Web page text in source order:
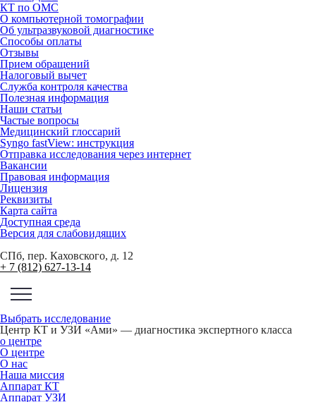
КТ по ОМС
О компьютерной томографии
Об ультразвуковой диагностике
Способы оплаты
Отзывы
Прием обращений
Налоговый вычет
Служба контроля качества
Полезная информация
Наши статьи
Частые вопросы
Медицинский глоссарий
Syngo fastView: инструкция
Отправка исследования через интернет
Вакансии
Правовая информация
Лицензия
Реквизиты
Карта сайта
Доступная среда
Версия для слабовидящих
СПб, пер. Каховского, д. 12
+ 7 (812) 627-13-14
Выбрать исследование
Центр КТ и УЗИ «Ами» — диагностика экспертного класса
о центре
О центре
О нас
Наша миссия
Аппарат КТ
Аппарат УЗИ